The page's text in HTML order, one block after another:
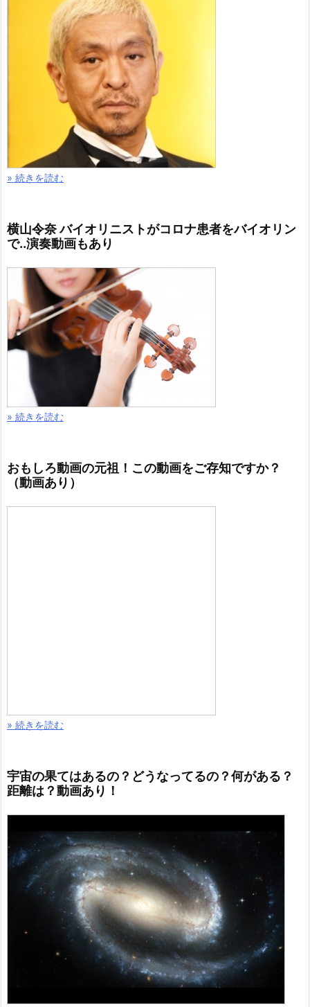
» 続きを読む
横山令奈 バイオリニストがコロナ患者をバイオリン
で..演奏動画もあり
» 続きを読む
おもしろ動画の元祖！この動画をご存知ですか？
（動画あり）
» 続きを読む
宇宙の果てはあるの？どうなってるの？何がある？
距離は？動画あり！